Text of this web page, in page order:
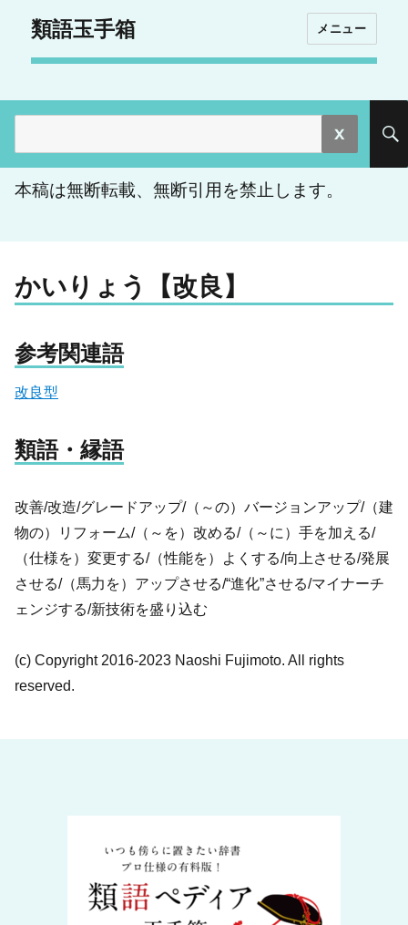
類語玉手箱 メニュー
索:
本稿は無断転載、無断引用を禁止します。
かいりょう【改良】
参考関連語
改良型
類語・縁語
改善/改造/グレードアップ/（～の）バージョンアップ/（建
物の）リフォーム/（～を）改める/（～に）手を加える/
（仕様を）変更する/（性能を）よくする/向上させる/発展
させる/（馬力を）アップさせる/“進化”させる/マイナーチ
ェンジする/新技術を盛り込む
(c) Copyright 2016-2023 Naoshi Fujimoto. All rights
reserved.